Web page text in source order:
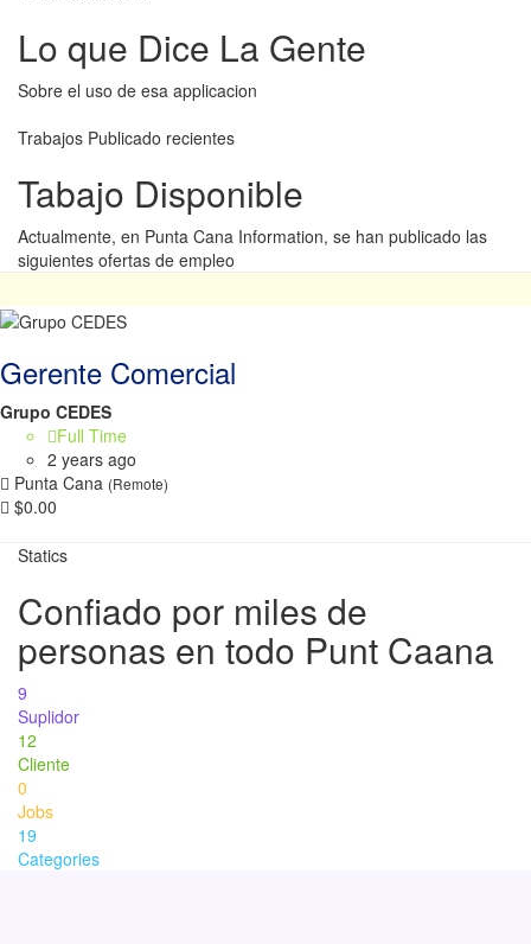
Lo que Dice La Gente
Sobre el uso de esa applicacion
Trabajos Publicado recientes
Tabajo Disponible
Actualmente, en Punta Cana Information, se han publicado las
siguientes ofertas de empleo
Gerente Comercial
Grupo CEDES
Full Time
2 years ago
Punta Cana (Remote)
$0.00
Statics
Confiado por miles de
personas en todo Punt Caana
9
Suplidor
12
Cliente
0
Jobs
19
Categories